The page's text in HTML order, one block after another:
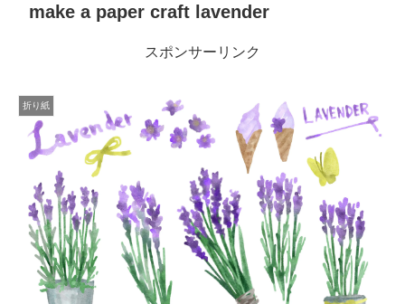
make a paper craft lavender
スポンサーリンク
折り紙